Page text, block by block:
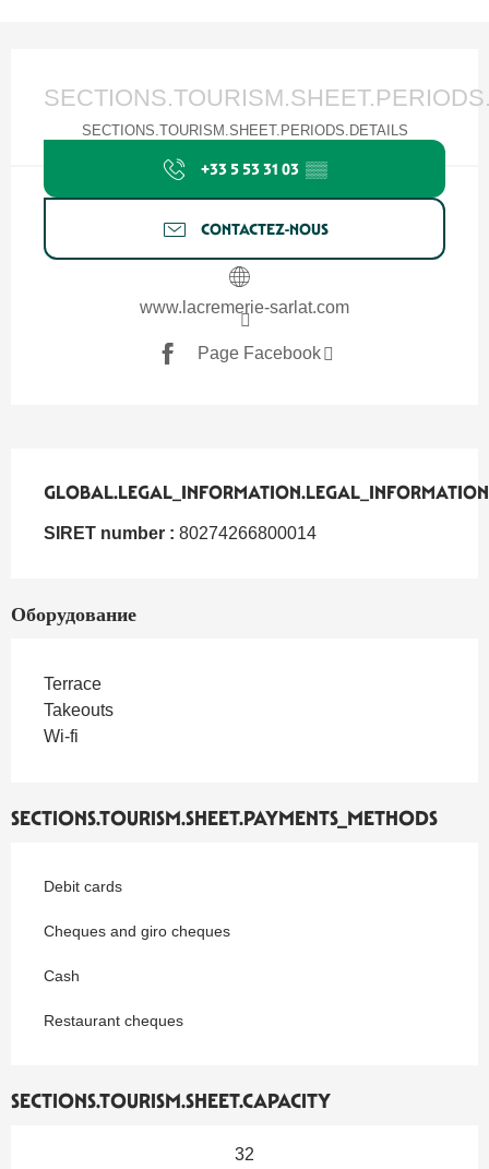
SECTIONS.TOURISM.SHEET.PERIODS.DETAILS
+33 5 53 31 03 ▒▒
CONTACTEZ-NOUS
www.lacremerie-sarlat.com
Page Facebook
SIRET number : 80274266800014
Оборудование
Terrace
Takeouts
Wi-fi
SECTIONS.TOURISM.SHEET.PAYMENTS_METHODS
Debit cards
Cheques and giro cheques
Cash
Restaurant cheques
SECTIONS.TOURISM.SHEET.CAPACITY
32